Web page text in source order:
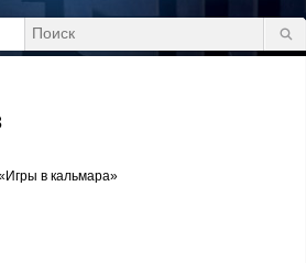
в кальмара»